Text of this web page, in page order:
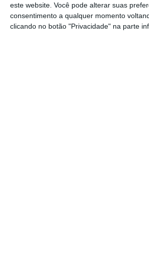
este website. Você pode alterar suas
consentimento a qualquer momento
clicando no botão "Privacidade" na parte